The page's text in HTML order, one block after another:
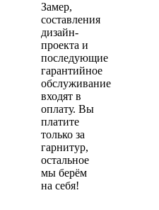
Замер,
составления
дизайн-
проекта и
последующие
гарантийное
обслуживание
входят в
оплату. Вы
платите
только за
гарнитур,
остальное
мы берём
на себя!